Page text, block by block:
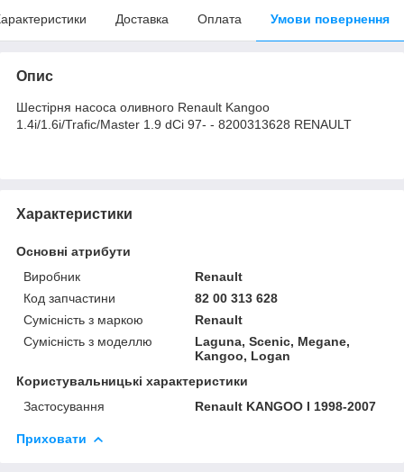
Доставка Оплата Умови повернення
Опис
Шестірня насоса оливного Renault Kangoo
1.4i/1.6i/Trafic/Master 1.9 dCi 97- - 8200313628 RENAULT
Характеристики
Основні атрибути
Виробник
Renault
Код запчастини
82 00 313 628
Сумісність з маркою
Renault
Сумісність з моделлю
Laguna, Scenic, Megane,
Kangoo, Logan
Користувальницькі характеристики
Застосування
Renault KANGOO I 1998-2007
Приховати